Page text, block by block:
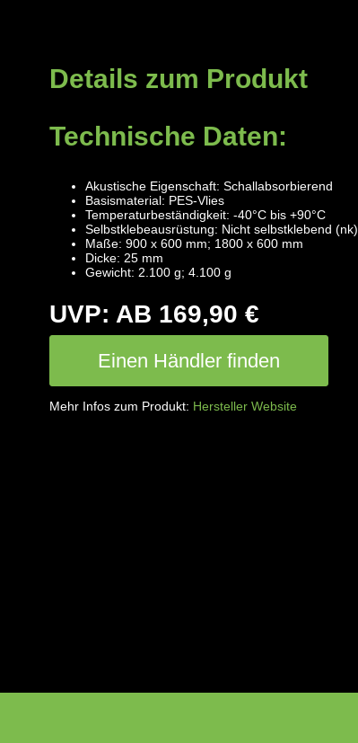
Details zum Produkt
Technische Daten:
Akustische Eigenschaft: Schallabsorbierend
Basismaterial: PES-Vlies
Temperaturbeständigkeit: -40°C bis +90°C
Selbstklebeausrüstung: Nicht selbstklebend (nk)
Maße: 900 x 600 mm; 1800 x 600 mm
Dicke: 25 mm
Gewicht: 2.100 g; 4.100 g
UVP: AB 169,90 €
Einen Händler finden
Mehr Infos zum Produkt: Hersteller Website